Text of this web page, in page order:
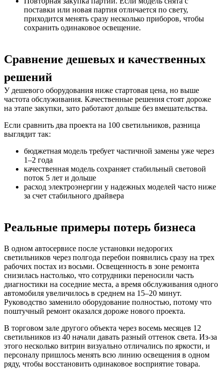
поставки или новая партия отличается по свету,
приходится менять сразу несколько приборов, чтобы
сохранить одинаковое освещение.
Сравнение дешевых и качественных
решений
У дешевого оборудования ниже стартовая цена, но выше
частота обслуживания. Качественные решения стоят дороже
на этапе закупки, зато работают дольше без вмешательства.
Если сравнить два проекта на 100 светильников, разница
выглядит так:
бюджетная модель требует частичной замены уже через
1–2 года
качественная модель сохраняет стабильный световой
поток 5 лет и дольше
расход электроэнергии у надежных моделей часто ниже
за счет стабильного драйвера
Реальные примеры потерь бизнеса
В одном автосервисе после установки недорогих
светильников через полгода перебои появились сразу на трех
рабочих постах из восьми. Освещенность в зоне ремонта
снизилась настолько, что сотрудники переносили часть
диагностики на соседние места, а время обслуживания одного
автомобиля увеличилось в среднем на 15–20 минут.
Руководство заменило оборудование полностью, потому что
поштучный ремонт оказался дороже нового проекта.
В торговом зале другого объекта через восемь месяцев 12
светильников из 40 начали давать разный оттенок света. Из-за
этого несколько витрин визуально отличались по яркости, и
персоналу пришлось менять всю линию освещения в одном
ряду, чтобы восстановить одинаковое восприятие товара.